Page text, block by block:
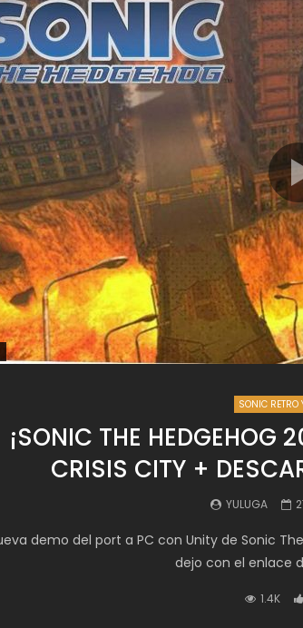
SONIC RETRO
¡SONIC THE HEDGEHOG
CRISIS CITY +
YULUGA
demo del port a PC con Unity de Sonic
dejo con el enlace
1.4K